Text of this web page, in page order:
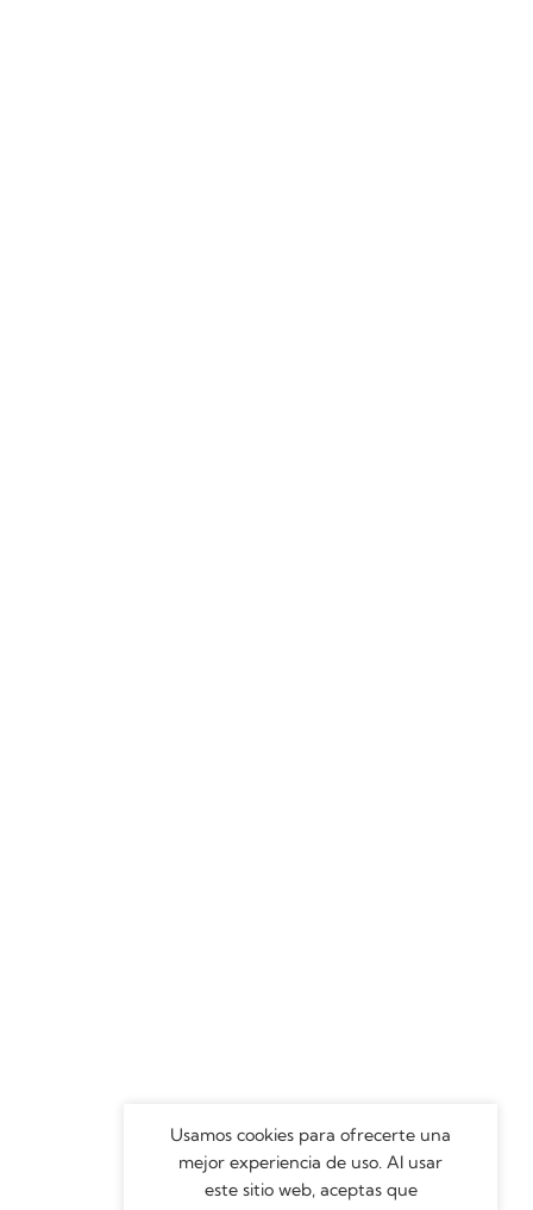
Usamos cookies para ofrecerte una
mejor experiencia de uso. Al usar
este sitio web, aceptas que